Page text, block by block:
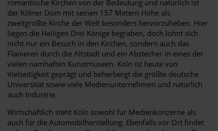
romantische Kirchen von der Bedeutung und natürlich ist
der Kölner Dom mit seinen 157 Metern Höhe als
zweitgrößte Kirche der Welt besonders hervorzuheben. Hier
liegen die Heiligen Drei Könige begraben, doch lohnt sich
nicht nur ein Besuch in den Kirchen, sondern auch das
Flanieren durch die Altstadt und ein Abstecher in eines der
vielen namhaften Kunstmuseen. Köln ist heute von
Vielseitigkeit geprägt und beherbergt die größte deutsche
Universität sowie viele Medienunternehmen und natürlich
auch Industrie.
Wirtschaftlich steht Köln sowohl für Medienkonzerne als
auch für die Automobilherstellung. Ebenfalls vor Ort findet